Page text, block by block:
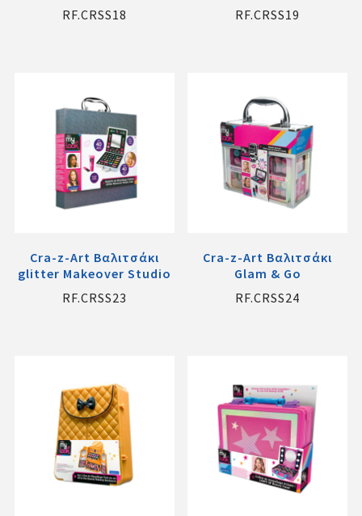
RF.CRSS18
RF.CRSS19
Cra-z-Art Βαλιτσάκι
glitter Makeover Studio
RF.CRSS23
Cra-z-Art Βαλιτσάκι
Glam & Go
RF.CRSS24